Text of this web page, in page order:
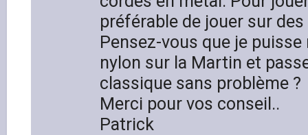
préférable de jouer sur
Pensez-vous que je
nylon sur la Martin et
classique sans problème ?
Merci pour vos conseil..
Patrick